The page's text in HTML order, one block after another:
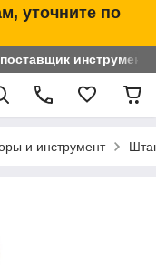
уточните по
и инструмент